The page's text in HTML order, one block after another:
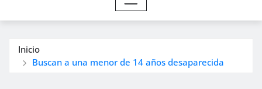
Inicio
Buscan a una menor de 14 años desaparecida